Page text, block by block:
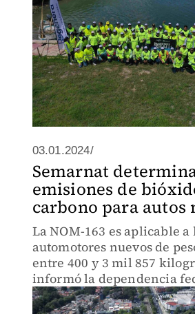
03.01.2024/
Semarnat
emisiones de
carbono para autos
La NOM-163 es aplicable
automotores nuevos de
entre 400 y 3 mil 857
informó la dependencia